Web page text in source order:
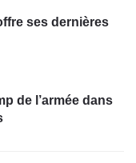
ses dernières
de l’armée dans